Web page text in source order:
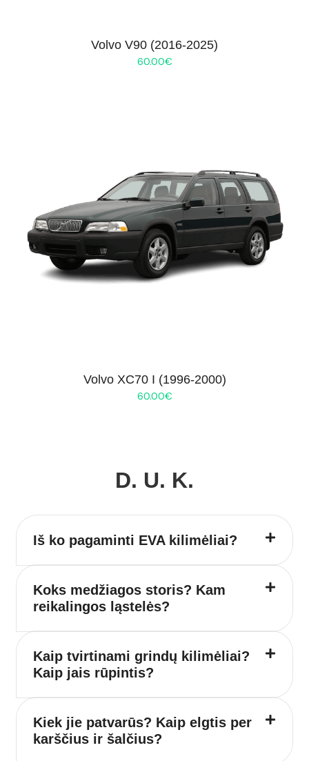
Volvo V90 (2016-2025)
60.00€
Volvo XC70 I (1996-2000)
60.00€
D. U. K.
Iš ko pagaminti EVA kilimėliai?
Koks medžiagos storis? Kam
reikalingos ląstelės?
Kaip tvirtinami grindų kilimėliai?
Kaip jais rūpintis?
Kiek jie patvarūs? Kaip elgtis per
karščius ir šalčius?